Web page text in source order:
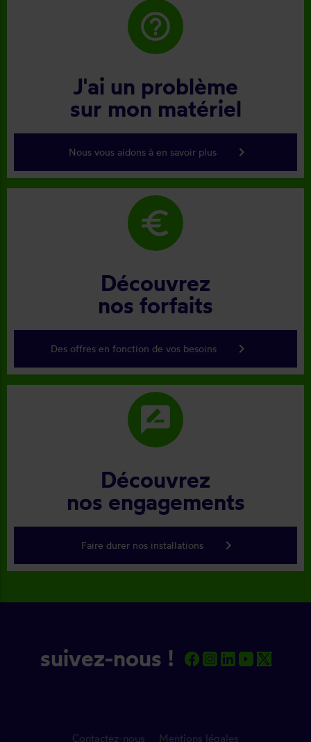
help_outline
J'ai un problème
sur mon matériel
Nous vous aidons à en savoir plus keyboard_arrow_right
euro
Découvrez
nos forfaits
Des offres en fonction de vos besoins keyboard_arrow_right
rate_review
Découvrez
nos engagements
Faire durer nos installations keyboard_arrow_right
suivez-nous !
Contactez-nous Mentions légales